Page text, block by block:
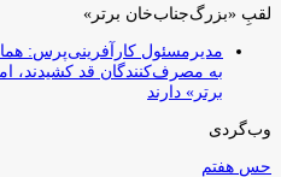
لقبِ «بزرگ‌جناب‌خان برتر»
مدیرمسئول کارآفرینی‌پرس:
به مصرف‌کنندگان قد
برتر» دارند
وب‌گردی
حس هفتم